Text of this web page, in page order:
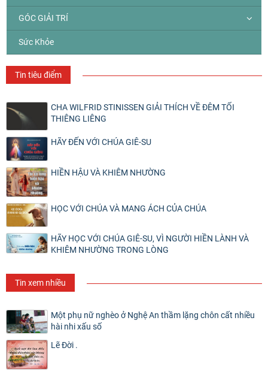
GÓC GIẢI TRÍ
Sức Khỏe
Tin tiêu điểm
CHA WILFRID STINISSEN GIẢI THÍCH VỀ ĐÊM TỐI
THIÊNG LIÊNG
HÃY ĐẾN VỚI CHÚA GIÊ-SU
HIỀN HẬU VÀ KHIÊM NHƯỜNG
HỌC VỚI CHÚA VÀ MANG ÁCH CỦA CHÚA
HÃY HỌC VỚI CHÚA GIÊ-SU, VÌ NGƯỜI HIỀN LÀNH VÀ
KHIÊM NHƯỜNG TRONG LÒNG
Tin xem nhiều
Một phụ nữ nghèo ở Nghệ An thầm lặng chôn cất nhiều
hài nhi xấu số
Lẽ Đời .